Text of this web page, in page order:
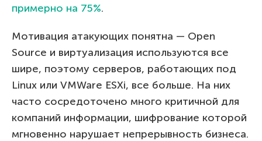
примерно на 75%.
Мотивация атакующих понятна — Open
Source и виртуализация используются все
шире, поэтому серверов, работающих под
Linux или VMWare ESXi, все больше. На них
часто сосредоточено много критичной для
компаний информации, шифрование которой
мгновенно нарушает непрерывность бизнеса.